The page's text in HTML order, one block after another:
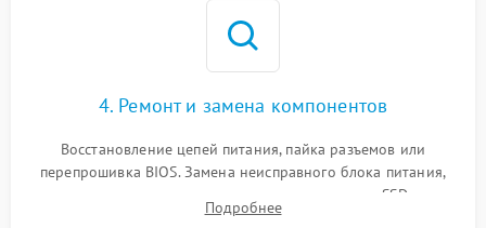
4. Ремонт и замена компонентов
Восстановление цепей питания, пайка разъемов или
перепрошивка BIOS. Замена неисправного блока питания,
видеокарты, процессора или установка нового SSD для
восстановления и повышения скорости работы системы.
Подробнее